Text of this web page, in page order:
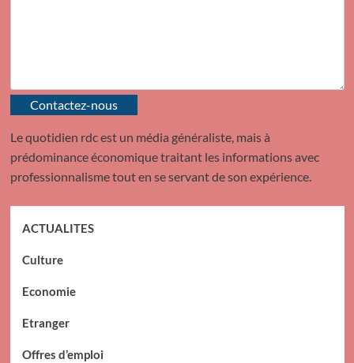
Contactez-nous
Le quotidien rdc est un média généraliste, mais à
prédominance économique traitant les informations avec
professionnalisme tout en se servant de son expérience.
ACTUALITES
Culture
Economie
Etranger
Offres d’emploi